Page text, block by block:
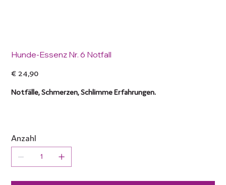
Hunde-Essenz Nr. 6 Notfall
€ 24,90
Notfälle, Schmerzen, Schlimme Erfahrungen.
Anzahl